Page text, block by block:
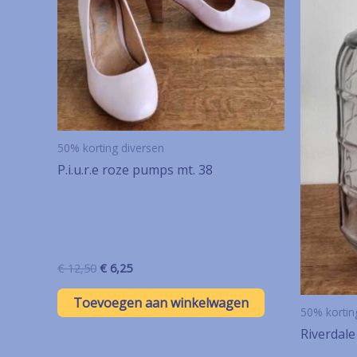
50% korting diversen
P.i.u.r.e roze pumps mt. 38
€12,50 Oorspronkelijke
was:
€ 12,50.
€ 6,25Huidige
is:
€ 6,25.
Toevoegen aan winkelwagen
50%